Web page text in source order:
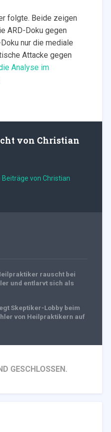
folgte. Beide zeigen
ARD-Doku gegen
nur die mediale
Attacke gegen
Analyse im
von Christian
Beiträge von Christian
rauscht bei
und entlarvt sich als
Skeptiker-Lobby beim
von Heilpraktikern auf
GESCHLOSSEN.